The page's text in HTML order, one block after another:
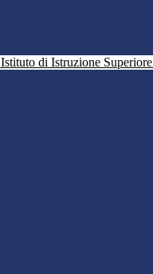
Istituto di Istruzione Superiore